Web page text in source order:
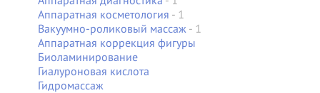
Аппаратная косметология - 1
Вакуумно-роликовый массаж- 1
Аппаратная коррекция фигуры
Биоламинирование
Гиалуроновая кислота
Гидромассаж